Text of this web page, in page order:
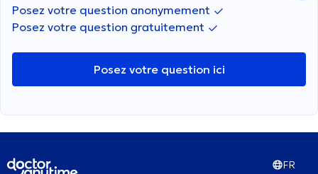
Posez votre question anonymement
Posez votre question gratuitement
Posez votre question ici
FR